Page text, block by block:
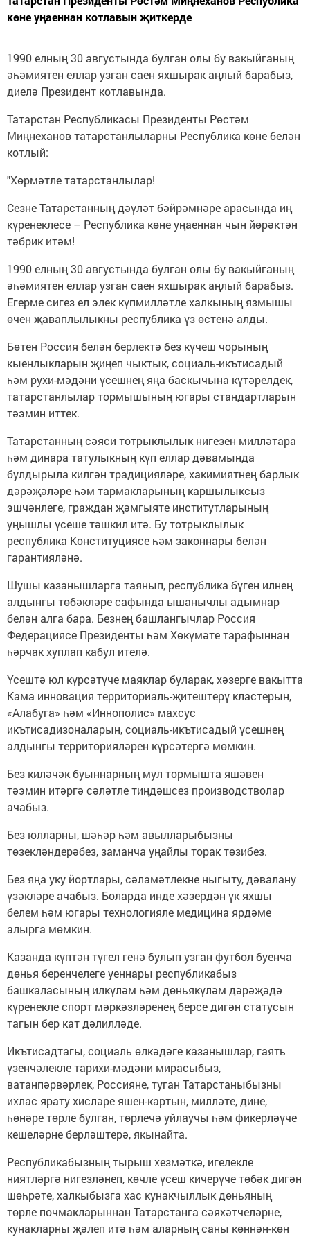
көне уңаеннан котлавын җиткерде
1990 елның 30 августында булган олы бу вакыйганың
әһәмиятен еллар узган саен яхшырак аңлый барабыз,
диелә Президент котлавында.
Татарстан Республикасы Президенты Рөстәм
Миңнеханов татарстанлыларны Республика көне белән
котлый:
"Хөрмәтле татарстанлылар!
Сезне Татарстанның дәүләт бәйрәмнәре арасында иң
күренеклесе – Республика көне уңаеннан чын йөрәктән
тәбрик итәм!
1990 елның 30 августында булган олы бу вакыйганың
әһәмиятен еллар узган саен яхшырак аңлый барабыз.
Егерме сигез ел элек күпмилләтле халкының язмышы
өчен җаваплылыкны республика үз өстенә алды.
Бөтен Россия белән берлектә без күчеш чорының
кыенлыкларын җиңеп чыктык, социаль-икътисадый
һәм рухи-мәдәни үсешнең яңа баскычына күтәрелдек,
татарстанлылар тормышының югары стандартларын
тәэмин иттек.
Татарстанның сәяси тотрыклылык нигезен милләтара
һәм динара татулыкның күп еллар дәвамында
булдырыла килгән традицияләре, хакимиятнең барлык
дәрәҗәләре һәм тармакларының каршылыксыз
эшчәнлеге, граждан җәмгыяте институтларының
уңышлы үсеше тәшкил итә. Бу тотрыклылык
республика Конституциясе һәм законнары белән
гарантияләнә.
Шушы казанышларга таянып, республика бүген илнең
алдынгы төбәкләре сафында ышанычлы адымнар
белән алга бара. Безнең башлангычлар Россия
Федерациясе Президенты һәм Хөкүмәте тарафыннан
һәрчак хуплап кабул ителә.
Үсештә юл күрсәтүче маяклар буларак, хәзерге вакытта
Кама инновация территориаль-җитештерү кластерын,
«Алабуга» һәм «Иннополис» махсус
икътисадизоналарын, социаль-икътисадый үсешнең
алдынгы территорияләрен күрсәтергә мөмкин.
Без киләчәк буыннарның мул тормышта яшәвен
тәэмин итәргә сәләтле тиңдәшсез производстволар
ачабыз.
Без юлларны, шәһәр һәм авылларыбызны
төзекләндерәбез, заманча уңайлы торак төзибез.
Без яңа уку йортлары, сәламәтлекне ныгыту, дәвалану
үзәкләре ачабыз. Боларда инде хәзердән үк яхшы
белем һәм югары технологияле медицина ярдәме
алырга мөмкин.
Казанда күптән түгел генә булып узган футбол буенча
дөнья беренчелеге уеннары республикабыз
башкаласының илкүләм һәм дөньякүләм дәрәҗәдә
күренекле спорт мәркәзләренең берсе дигән статусын
тагын бер кат дәлилләде.
Икътисадтагы, социаль өлкәдәге казанышлар, гаять
үзенчәлекле тарихи-мәдәни мирасыбыз,
ватанпәрвәрлек, Россияне, туган Татарстаныбызны
ихлас ярату хисләре яшен-картын, милләте, дине,
һөнәре төрле булган, төрлечә уйлаучы һәм фикерләүче
кешеләрне берләштерә, якынайта.
Республикабызның тырыш хезмәткә, игелекле
ниятләргә нигезләнеп, көчле үсеш кичерүче төбәк дигән
шөһрәте, халкыбызга хас кунакчыллык дөньяның
төрле почмакларыннан Татарстанга сәяхәтчеләрне,
кунакларны җәлеп итә һәм аларның саны көннән-көн